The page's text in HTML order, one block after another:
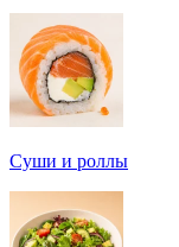
Суши и роллы